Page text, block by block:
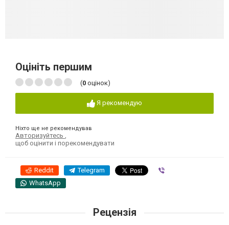
Оцініть першим
(0 оцінок)
Я рекомендую
Ніхто ще не рекомендував
Авторизуйтесь
щоб оцінити і порекомендувати
Reddit Telegram
WhatsApp
Рецензія